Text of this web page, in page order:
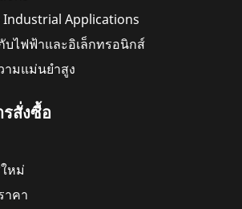
Industrial Applications
บไฟฟ้าและอิเล็กทรอนิกส์
ามแม่นยำสูง
สั่งซื้อ
หม่
าคา